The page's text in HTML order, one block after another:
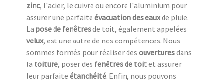
zinc, l'acier, le cuivre ou encore l'aluminium pour
assurer une parfaite évacuation des eauxde pluie.
La pose de fenêtresde toit, également appelées
velux, est une autre de nos compétences. Nous
sommes formés pour réaliser des ouverturesdans
la toiture, poser des fenêtres de toitet assurer
leur parfaite étanchéité. Enfin, nous pouvons